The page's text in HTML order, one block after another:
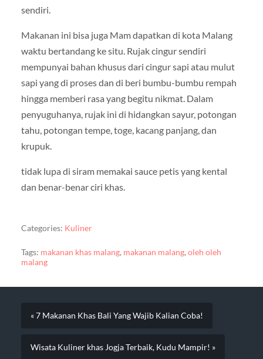
sendiri.
Makanan ini bisa juga Mam dapatkan di kota Malang
waktu bertandang ke situ. Rujak cingur sendiri
mempunyai bahan khusus dari cingur sapi atau mulut
sapi yang di proses dan di beri bumbu-bumbu rempah
hingga memberi rasa yang begitu nikmat. Dalam
penyuguhanya, rujak ini di hidangkan sayur, potongan
tahu, potongan tempe, toge, kacang panjang, dan
krupuk.
tidak lupa di siram memakai sauce petis yang kental
dan benar-benar ciri khas.
Categories: Kuliner
Tags: makanan khas malang, makanan malang, oleh oleh
malang
« 7 Makanan Khas Bali Yang Wajib Kalian Coba!
Wisata Kuliner khas Jogja Terbaik, Kudu Mampir! »